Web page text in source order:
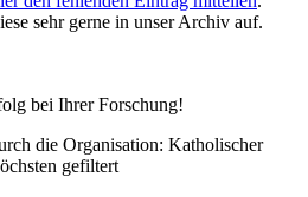
sehr gerne in unser Archiv auf.
bei Ihrer Forschung!
die Organisation: Katholischer
gefiltert